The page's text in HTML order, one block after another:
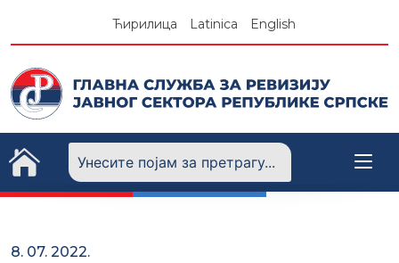
Ћирилица Latinica English
8. 07. 2022.